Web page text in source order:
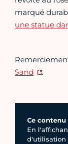
marqué
une statue
Sand
.
Ce
En
d'utilisation